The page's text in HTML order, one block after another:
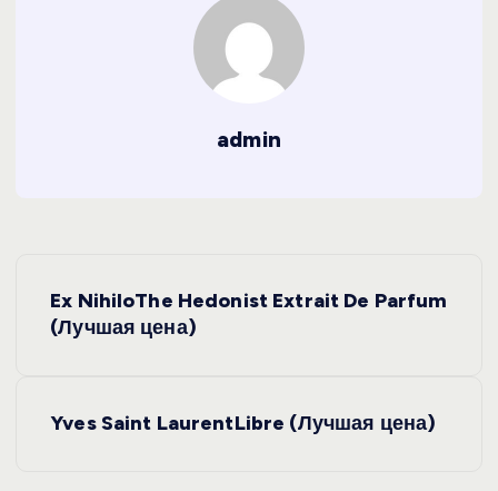
admin
Ex NihiloThe Hedonist Extrait De Parfum
(Лучшая цена)
Yves Saint LaurentLibre (Лучшая цена)